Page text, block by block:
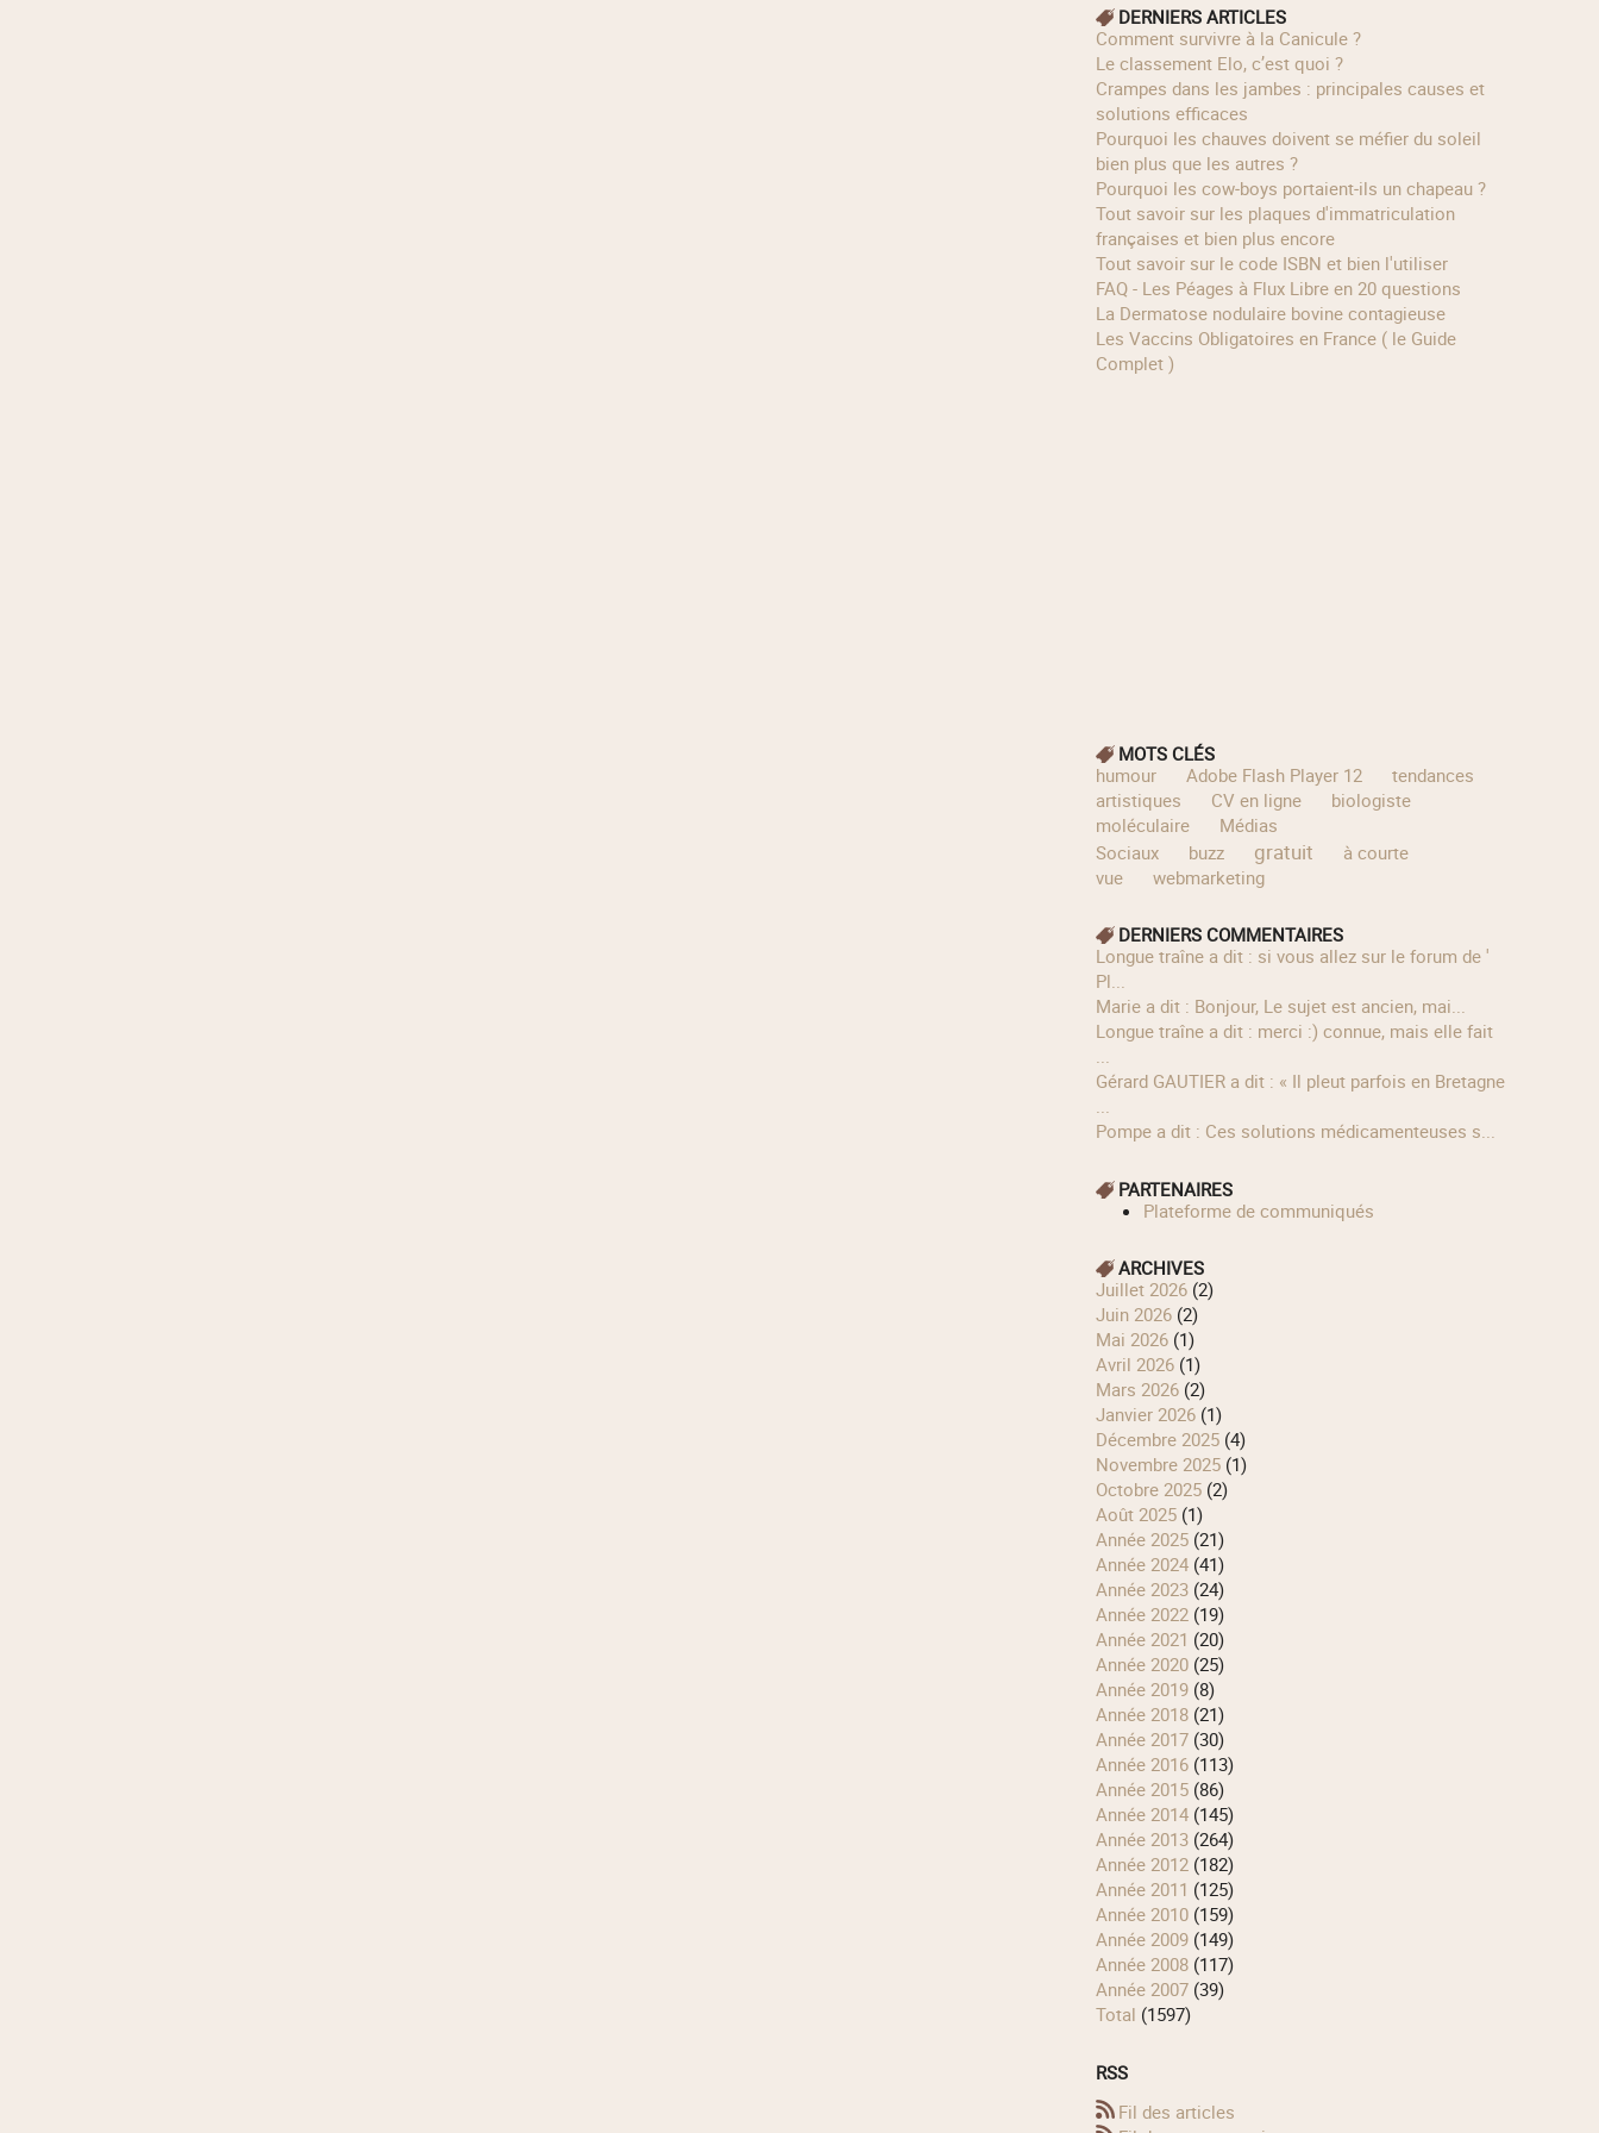
DERNIERS ARTICLES
Comment survivre à la Canicule ?
Le classement Elo, c’est quoi ?
Crampes dans les jambes : principales causes et
solutions efficaces
Pourquoi les chauves doivent se méfier du soleil
bien plus que les autres ?
Pourquoi les cow‑boys portaient‑ils un chapeau ?
Tout savoir sur les plaques d'immatriculation
françaises et bien plus encore
Tout savoir sur le code ISBN et bien l'utiliser
FAQ - Les Péages à Flux Libre en 20 questions
La Dermatose nodulaire bovine contagieuse
Les Vaccins Obligatoires en France ( le Guide
Complet )
MOTS CLÉS
humour
Adobe Flash Player 12
tendances
artistiques
CV en ligne
biologiste
moléculaire
Médias
Sociaux
buzz gratuit
à courte
vue
webmarketing
DERNIERS COMMENTAIRES
longue traîne a dit : si vous allez sur le forum de '
Pl...
Marie a dit : Bonjour, Le sujet est ancien, mai...
longue traîne a dit : merci :) connue, mais elle fait
...
Gérard GAUTIER a dit : « Il pleut parfois en Bretagne
...
Pompe a dit : Ces solutions médicamenteuses s...
PARTENAIRES
Plateforme de communiqués
ARCHIVES
juillet 2026(2)
juin 2026(2)
mai 2026(1)
avril 2026(1)
mars 2026(2)
janvier 2026(1)
décembre 2025(4)
novembre 2025(1)
octobre 2025(2)
août 2025(1)
année 2025(21)
année 2024(41)
année 2023(24)
année 2022(19)
année 2021 (20)
année 2020(25)
année 2019(8)
année 2018(21)
année 2017(30)
année 2016(113)
année 2015(86)
année 2014(145)
année 2013(264)
année 2012(182)
année 2011 (125)
année 2010(159)
année 2009(149)
année 2008(117)
année 2007(39)
total (1597)
RSS
Fil des articles